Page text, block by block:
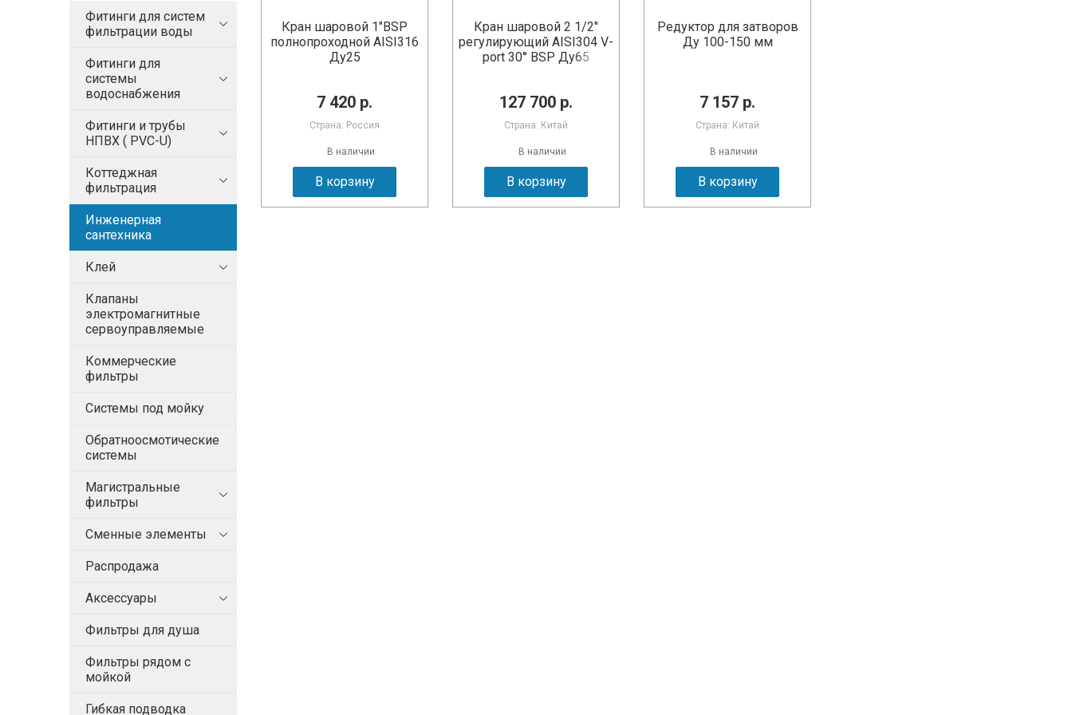
Фитинги для систем
фильтрации воды
Фитинги для
системы
водоснабжения
Фитинги и трубы
НПВХ ( PVC-U)
Коттеджная
фильтрация
Инженерная
сантехника
Клей
Клапаны
электромагнитные
сервоуправляемые
Коммерческие
фильтры
Системы под мойку
Обратноосмотические
системы
Магистральные
фильтры
Сменные элементы
Распродажа
Аксессуары
Фильтры для душа
Фильтры рядом с
мойкой
Гибкая подводка
Кран шаровой 1"BSP
полнопроходной AISI316
Ду25
7 420 р.
Страна: Россия
В наличии
В корзину
Кран шаровой 2 1/2"
регулирующий AISI304 V-
port 30° BSP Ду65
127 700 р.
Страна: Китай
В наличии
В корзину
Редуктор для затворов
Ду 100-150 мм
7 157 р.
Страна: Китай
В наличии
В корзину